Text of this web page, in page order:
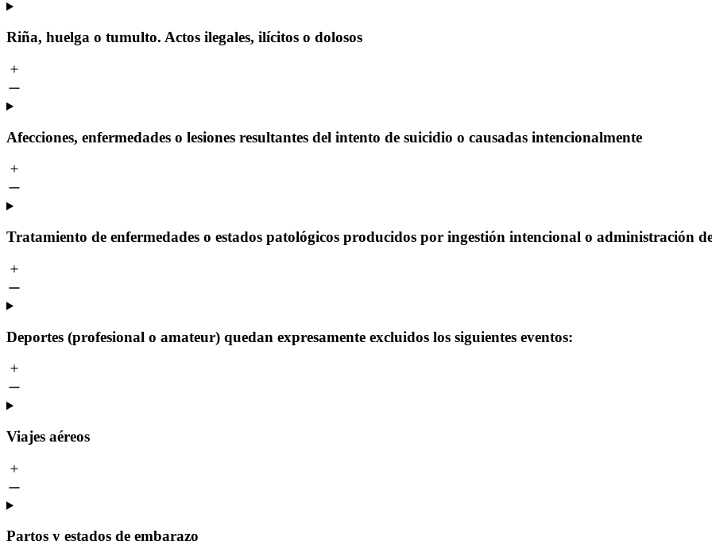
Riña, huelga o tumulto. Actos ilegales, ilícitos o dolosos
Afecciones, enfermedades o lesiones resultantes del intento de suicidio o causadas intencionalmente
Tratamiento de enfermedades o estados patológicos producidos por ingestión intencional o administración
Deportes (profesional o amateur) quedan expresamente excluidos los siguientes eventos:
Viajes aéreos
Partos y estados de embarazo